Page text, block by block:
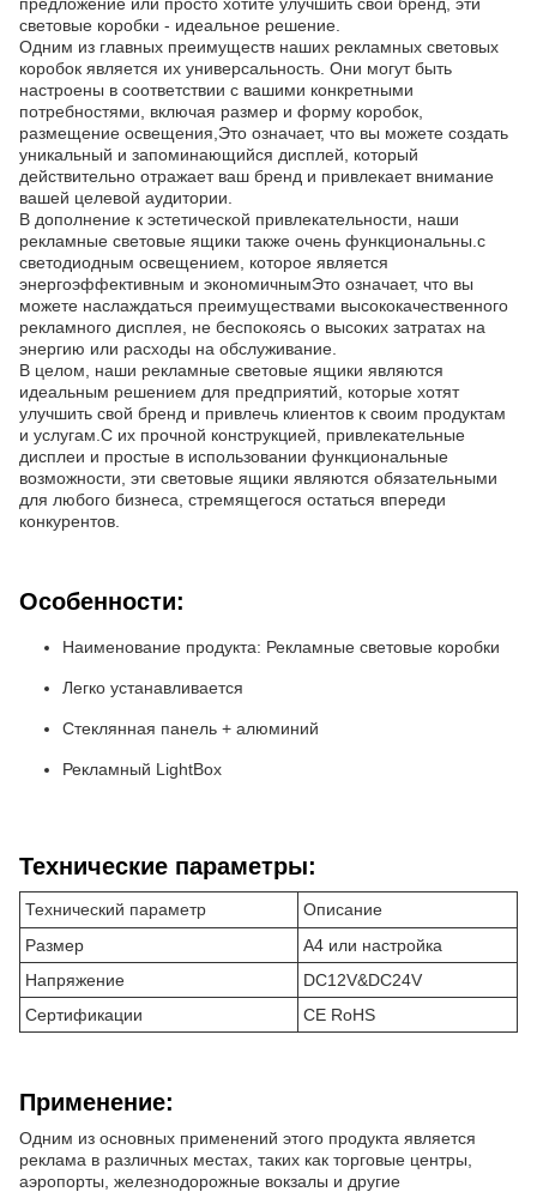
световые коробки - идеальное решение.
Одним из главных преимуществ наших рекламных световых
коробок является их универсальность. Они могут быть
настроены в соответствии с вашими конкретными
потребностями, включая размер и форму коробок,
размещение освещения,Это означает, что вы можете создать
уникальный и запоминающийся дисплей, который
действительно отражает ваш бренд и привлекает внимание
вашей целевой аудитории.
В дополнение к эстетической привлекательности, наши
рекламные световые ящики также очень функциональны.с
светодиодным освещением, которое является
энергоэффективным и экономичнымЭто означает, что вы
можете наслаждаться преимуществами высококачественного
рекламного дисплея, не беспокоясь о высоких затратах на
энергию или расходы на обслуживание.
В целом, наши рекламные световые ящики являются
идеальным решением для предприятий, которые хотят
улучшить свой бренд и привлечь клиентов к своим продуктам
и услугам.С их прочной конструкцией, привлекательные
дисплеи и простые в использовании функциональные
возможности, эти световые ящики являются обязательными
для любого бизнеса, стремящегося остаться впереди
конкурентов.
Особенности:
Наименование продукта: Рекламные световые коробки
Легко устанавливается
Стеклянная панель + алюминий
Рекламный LightBox
Технические параметры:
Технический параметр
Описание
Размер
А4 или настройка
Напряжение
DC12V&DC24V
Сертификации
CE RoHS
Применение:
Одним из основных применений этого продукта является
реклама в различных местах, таких как торговые центры,
аэропорты, железнодорожные вокзалы и другие